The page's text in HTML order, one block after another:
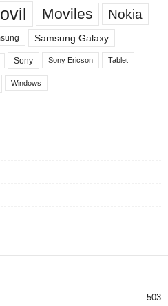
Moviles Nokia
Samsung Galaxy
Sony Sony Ericson Tablet
Windows
503